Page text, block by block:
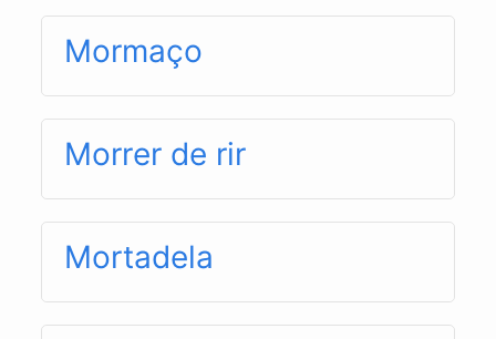
Mormaço
Morrer de rir
Mortadela